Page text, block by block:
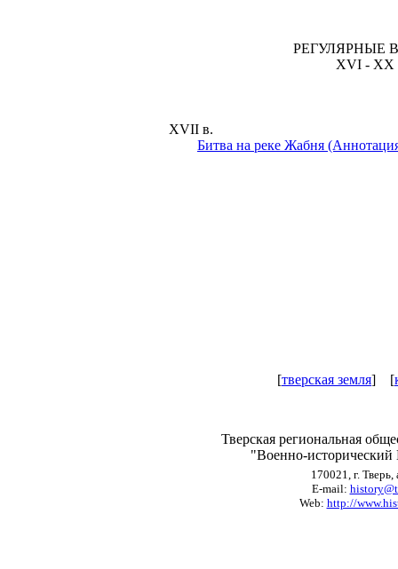
РЕГУЛЯРНЫЕ
XVI - XX
XVII в.
Битва на реке Жабня
[тверская земля] [
Тверская региональная
"Военно-исторический
170021, г. Тверь,
E-mail:
Web: http://